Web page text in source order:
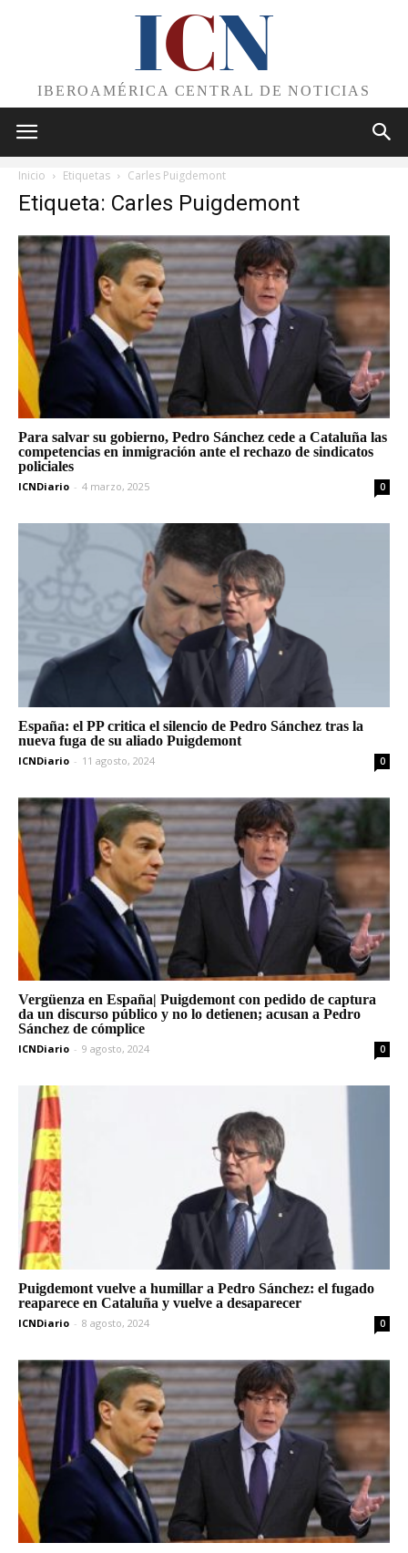
ICN
IBEROAMÉRICA CENTRAL DE NOTICIAS
Inicio Etiquetas Carles Puigdemont
Etiqueta: Carles Puigdemont
Para salvar su gobierno, Pedro Sánchez cede a Cataluña las
competencias en inmigración ante el rechazo de sindicatos
policiales
ICNDiario - 4 marzo, 2025 0
España: el PP critica el silencio de Pedro Sánchez tras la
nueva fuga de su aliado Puigdemont
ICNDiario - 11 agosto, 2024 0
Vergüenza en España| Puigdemont con pedido de captura
da un discurso público y no lo detienen; acusan a Pedro
Sánchez de cómplice
ICNDiario - 9 agosto, 2024 0
Puigdemont vuelve a humillar a Pedro Sánchez: el fugado
reaparece en Cataluña y vuelve a desaparecer
ICNDiario - 8 agosto, 2024 0